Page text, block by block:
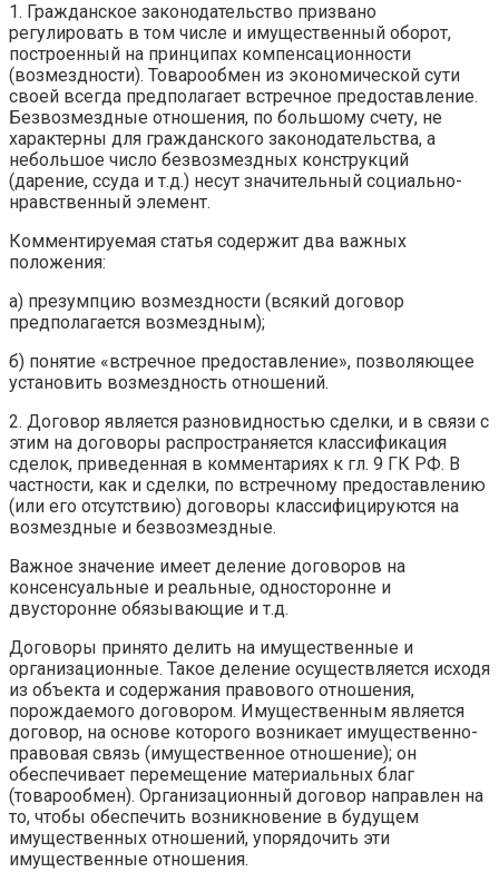
1. Гражданское законодательство призвано
регулировать в том числе и имущественный оборот,
построенный на принципах компенсационности
(возмездности). Товарообмен из экономической сути
своей всегда предполагает встречное предоставление.
Безвозмездные отношения, по большому счету, не
характерны для гражданского законодательства, а
небольшое число безвозмездных конструкций
(дарение, ссуда и т.д.) несут значительный социально-
нравственный элемент.
Комментируемая статья содержит два важных
положения:
а) презумпцию возмездности (всякий договор
предполагается возмездным);
б) понятие «встречное предоставление», позволяющее
установить возмездность отношений.
2. Договор является разновидностью сделки, и в связи с
этим на договоры распространяется классификация
сделок, приведенная в комментариях к гл. 9 ГК РФ. В
частности, как и сделки, по встречному предоставлению
(или его отсутствию) договоры классифицируются на
возмездные и безвозмездные.
Важное значение имеет деление договоров на
консенсуальные и реальные, односторонне и
двусторонне обязывающие и т.д.
Договоры принято делить на имущественные и
организационные. Такое деление осуществляется исходя
из объекта и содержания правового отношения,
порождаемого договором. Имущественным является
договор, на основе которого возникает имущественно-
правовая связь (имущественное отношение); он
обеспечивает перемещение материальных благ
(товарообмен). Организационный договор направлен на
то, чтобы обеспечить возникновение в будущем
имущественных отношений, упорядочить эти
имущественные отношения.